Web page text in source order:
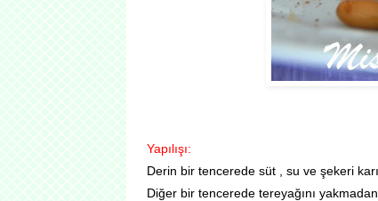
Yapılışı:
Derin bir tencerede süt , su ve şekeri
Diğer bir tencerede tereyağını